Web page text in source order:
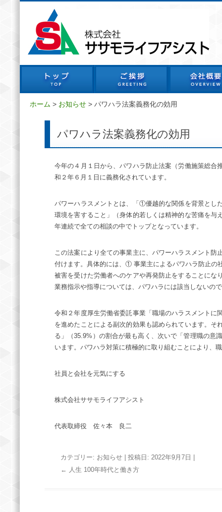
ホーム > お知らせ > パワハラ法案義務化の効用
パワハラ法案義務化の効用
今年の４月１日から、パワハラ防止法案（労働施策総
和２年６月１日に義務化されています。
パワーハラスメントとは、「①優越的な関係を背景と
環境を害すること」（身体的若しくは精神的な苦痛を
年連続で全ての相談の中でトップとなっています。
この法案により全ての事業主に、パワーハラスメント
付けます。具体的には、① 事業主によるパワハラ防止
被害を受けた労働者へのケアや再発防止をすることに
業務指示や指導については、パワハラには該当しないの
令和２年度厚生労働省委託事業「職場のハラスメント
を進めたことによる副次的効果も認められています。
る」（35.9%）の割合が最も高く、次いで「管理職の意
います。パワハラ対策に積極的に取り組むことにより、
社員と会社を元気にする
株式会社ササモライフアシスト
代表取締役 佐々本 良二
カテゴリー: お知らせ | 投稿日: 2022年9月7日
投稿ナビゲーション
← 人生 100年時代と働き方